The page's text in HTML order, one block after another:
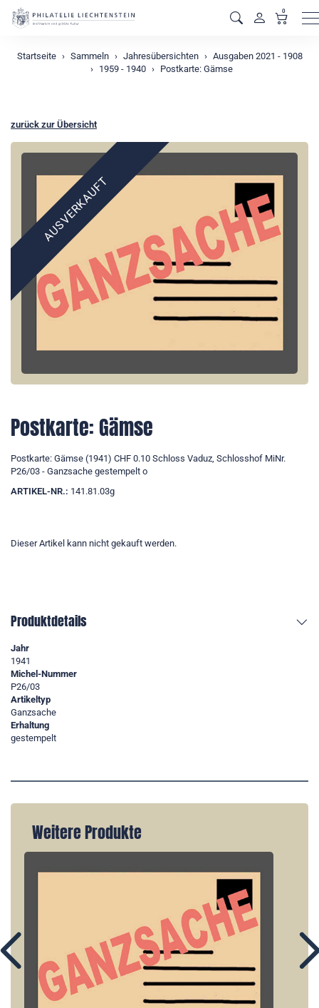
0
Startseite Sammeln Jahresübersichten
Ausgaben 2021 - 1908
1959 - 1940
Postkarte: Gämse
zurück zur Übersicht
AUSVERKAUFT
Postkarte: Gämse
Postkarte: Gämse (1941) CHF 0.10 Schloss Vaduz, Schlosshof MiNr.
P26/03 - Ganzsache gestempelt o
ARTIKEL-NR.: 141.81.03g
Dieser Artikel kann nicht gekauft werden.
Produktdetails
Jahr
1941
Michel-Nummer
P26/03
Artikeltyp
Ganzsache
Erhaltung
gestempelt
Weitere Produkte